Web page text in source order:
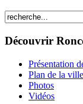
Découvrir
Présentation
Plan de la ville
Photos
Vidéos